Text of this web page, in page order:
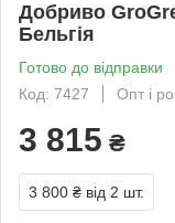
Добриво
Бельгія
Готово до відправки
Код: 7427
Опт і
3 815 ₴
3 800 ₴ від 2 шт.